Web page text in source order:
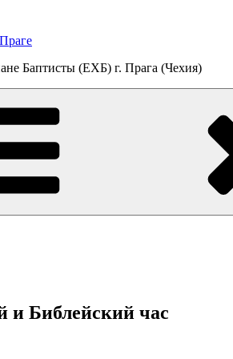
Баптисты (ЕХБ) г. Прага (Чехия)
Библейский час